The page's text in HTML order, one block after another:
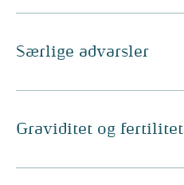
Særlige advarsler
Graviditet og fertilitet